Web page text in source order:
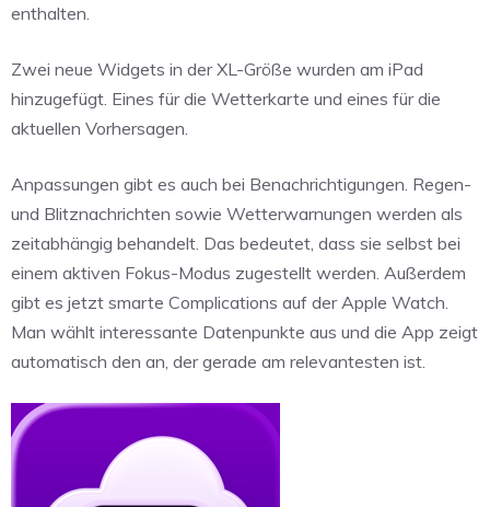
enthalten.
Zwei neue Widgets in der XL-Größe wurden am iPad
hinzugefügt. Eines für die Wetterkarte und eines für die
aktuellen Vorhersagen.
Anpassungen gibt es auch bei Benachrichtigungen. Regen-
und Blitznachrichten sowie Wetterwarnungen werden als
zeitabhängig behandelt. Das bedeutet, dass sie selbst bei
einem aktiven Fokus-Modus zugestellt werden. Außerdem
gibt es jetzt smarte Complications auf der Apple Watch.
Man wählt interessante Datenpunkte aus und die App zeigt
automatisch den an, der gerade am relevantesten ist.